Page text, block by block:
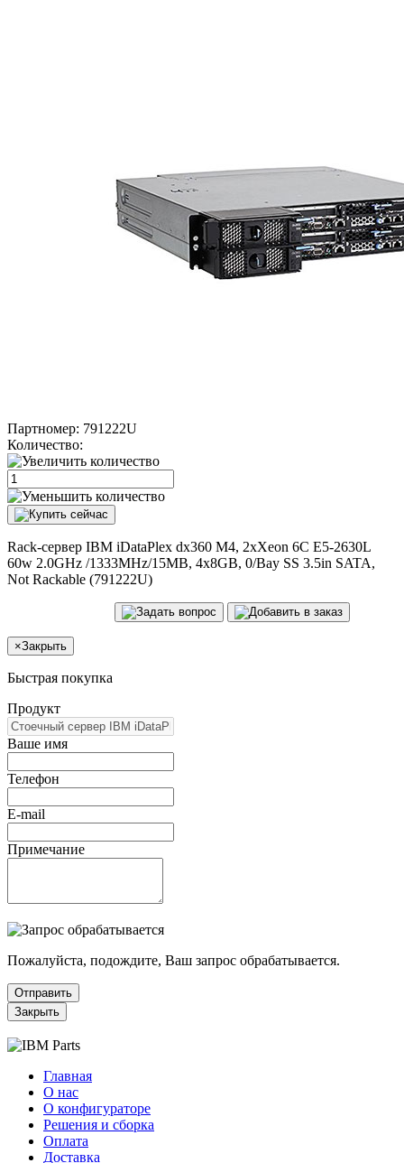
Партномер: 791222U
Количество:
Rack-сервер IBM iDataPlex dx360 M4, 2xXeon 6C E5-2630L
60w 2.0GHz /1333MHz/15MB, 4x8GB, 0/Bay SS 3.5in SATA,
Not Rackable (791222U)
×Закрыть
Быстрая покупка
Продукт
Ваше имя
Телефон
E-mail
Примечание
Пожалуйста, подождите, Ваш запрос обрабатывается.
Отправить
Закрыть
Главная
О нас
О конфигураторе
Решения и сборка
Оплата
Доставка